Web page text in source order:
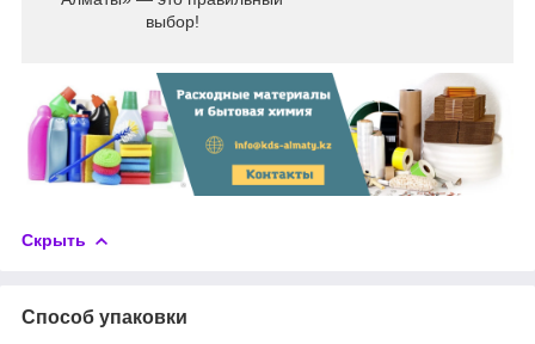
выбор!
Скрыть
Способ упаковки